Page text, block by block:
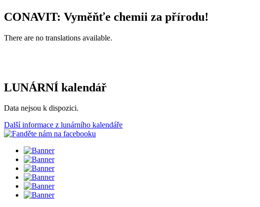
CONAVIT: Vyměňťe chemii za přírodu!
There are no translations available.
LUNÁRNÍ kalendář
Data nejsou k dispozici.
Další informace z lunárního kalendáře